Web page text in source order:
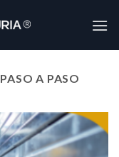
PASO A PASO